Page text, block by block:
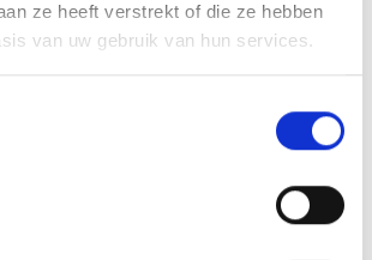
ze heeft verstrekt of die ze hebben
van uw gebruik van hun services.
locks?